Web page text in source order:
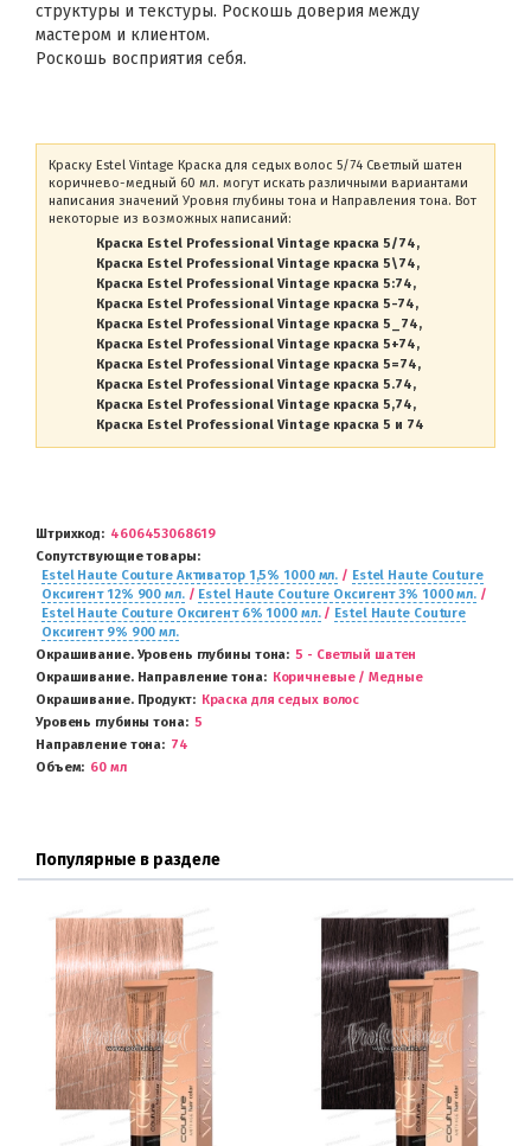
структуры и текстуры. Роскошь доверия между
мастером и клиентом.
Роскошь восприятия себя.
Краску Estel Vintage Краска для седых волос 5/74 Светлый шатен
коричнево-медный 60 мл. могут искать различными вариантами
написания значений Уровня глубины тона и Направления тона. Вот
некоторые из возможных написаний:
Краска Estel Professional Vintage краска 5/74
Краска Estel Professional Vintage краска 5\74
Краска Estel Professional Vintage краска 5:74
Краска Estel Professional Vintage краска 5-74
Краска Estel Professional Vintage краска 5_74
Краска Estel Professional Vintage краска 5+74
Краска Estel Professional Vintage краска 5=74
Краска Estel Professional Vintage краска 5.74
Краска Estel Professional Vintage краска 5,74
Краска Estel Professional Vintage краска 5 и 74
Штрихкод
4606453068619
Сопутствующие товары
Estel Haute Couture Активатор 1,5% 1000 мл. / Estel Haute Couture
Оксигент 12% 900 мл./ Estel Haute Couture Оксигент 3% 1000 мл./
Estel Haute Couture Оксигент 6% 1000 мл./ Estel Haute Couture
Оксигент 9% 900 мл.
Окрашивание. Уровень глубины тона
5 - Светлый шатен
Окрашивание. Направление тона
Коричневые / Медные
Окрашивание. Продукт
Краска для седых волос
Уровень глубины тона
5
Направление тона
74
Объем
60 мл
Популярные в разделе